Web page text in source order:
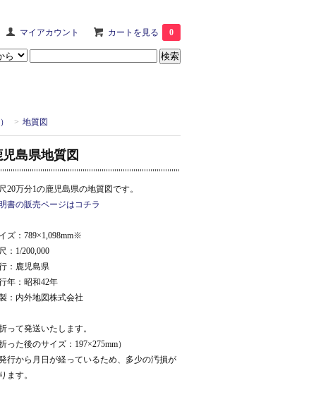
マイアカウント カートを見る 0
> 地質図
児島県地質図
20万分1の鹿児島県の地質図です。
書の販売ページはコチラ
ズ：789×1,098mm※
：1/200,000
：鹿児島県
年：昭和42年
：内外地図株式会社
って発送いたします。
った後のサイズ：197×275mm）
行から月日が経っているため、多少の汚損が
ます。